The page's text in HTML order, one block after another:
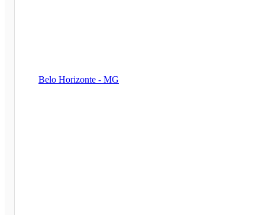
Belo Horizonte - MG